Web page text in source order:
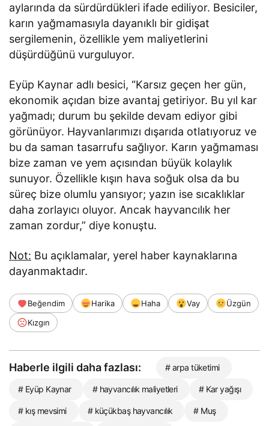
aylarında da sürdürdükleri ifade ediliyor. Besiciler,
karın yağmamasıyla dayanıklı bir gidişat
sergilemenin, özellikle yem maliyetlerini
düşürdüğünü vurguluyor.
Eyüp Kaynar adlı besici, “Karsız geçen her gün,
ekonomik açıdan bize avantaj getiriyor. Bu yıl kar
yağmadı; durum bu şekilde devam ediyor gibi
görünüyor. Hayvanlarımızı dışarıda otlatıyoruz ve
bu da saman tasarrufu sağlıyor. Karın yağmaması
bize zaman ve yem açısından büyük kolaylık
sunuyor. Özellikle kışın hava soğuk olsa da bu
süreç bize olumlu yansıyor; yazın ise sıcaklıklar
daha zorlayıcı oluyor. Ancak hayvancılık her
zaman zordur,” diye konuştu.
Not: Bu açıklamalar, yerel haber kaynaklarına
dayanmaktadır.
Beğendim Harika Haha Vay
Üzgün
Kızgın
Haberle ilgili daha fazlası: # arpa tüketimi
# Eyüp Kaynar # hayvancılık maliyetleri # Kar yağışı
# kış mevsimi # küçükbaş hayvancılık # Muş